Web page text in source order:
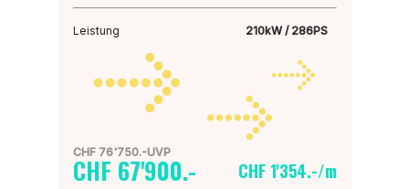
Leistung 210kW / 286PS
CHF 76'750.-UVP
CHF 67'900.- CHF 1'354.-/m